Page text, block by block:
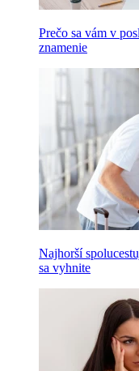
Prečo sa vám v
znamenie
Najhorší
sa vyhnite